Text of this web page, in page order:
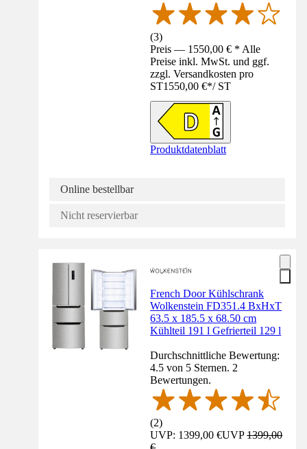
(3)
Preis — 1550,00 € * Alle
Preise inkl. MwSt. und ggf.
zzgl. Versandkosten pro
ST1550,00 €*/ ST
Produktdatenblatt
Online bestellbar
Nicht reservierbar
French Door Kühlschrank
Wolkenstein FD351.4 BxHxT
63.5 x 185.5 x 68.50 cm
Kühlteil 191 l Gefrierteil 129 l
Durchschnittliche Bewertung:
4.5 von 5 Sternen. 2
Bewertungen.
(2)
UVP: 1399,00 €UVP1399,00